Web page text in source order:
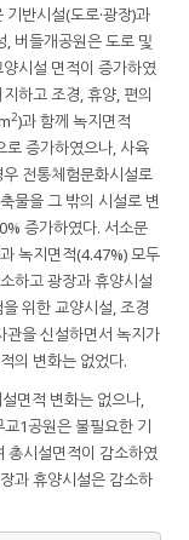
반시설(도로·광장)과
버들개공원은 도로 및
시설 면적이 증가하였
하고 조경, 휴양, 편의
2)과 함께 녹지면적
로 증가하였으나, 사육
전통체험문화시설로
물을 그 밖의 시설로 변
증가하였다. 서소문
녹지면적(4.47%) 모두
하고 광장과 휴양시설
위한 교양시설, 조경
관을 신설하면서 녹지가
의 변화는 없었다.
면적 변화는 없으나,
1공원은 불필요한 기
총시설면적이 감소하였
과 휴양시설은 감소하